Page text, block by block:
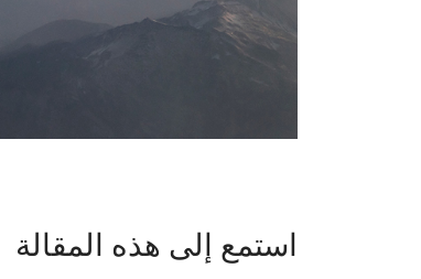
استمع إلى هذه المقالة